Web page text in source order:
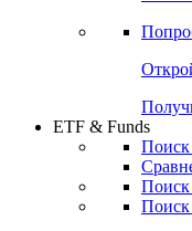
Поиск
ETF & Funds